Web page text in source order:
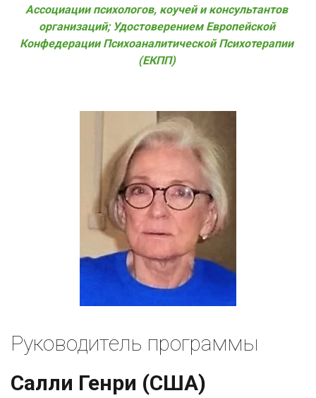
Ассоциации психологов, коучей и консультантов
организаций; Удостоверением Европейской
Конфедерации Психоаналитической Психотерапии
(ЕКПП)
Руководитель программы
Салли Генри (США)